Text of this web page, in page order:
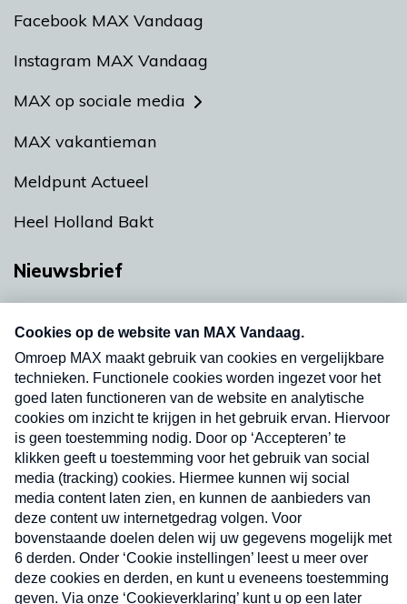
Facebook MAX Vandaag
Instagram MAX Vandaag
MAX op sociale media
MAX vakantieman
Meldpunt Actueel
Heel Holland Bakt
Nieuwsbrief
nieuwsbrief. Elke vrijdag- en dinsdagochtend in
uw mailbox.
Verzend
Nieuwsbrief